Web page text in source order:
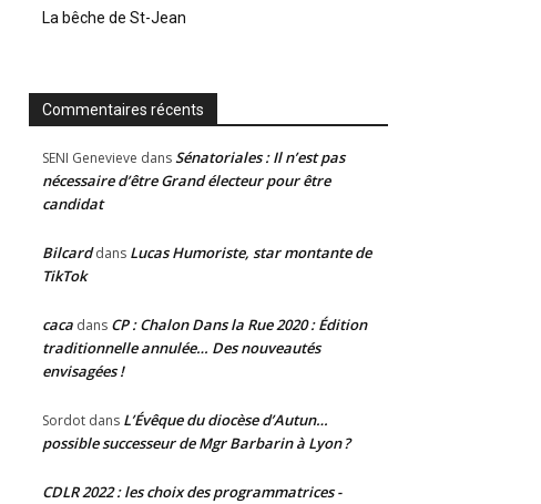
La bêche de St-Jean
Commentaires récents
SENI Genevieve dansSénatoriales : Il n’est pas
nécessaire d’être Grand électeur pour être
candidat
Bilcarddans Lucas Humoriste, star montante de
TikTok
caca dans CP : Chalon Dans la Rue 2020 : Édition
traditionnelle annulée… Des nouveautés
envisagées !
Sordot dans L’Évêque du diocèse d’Autun…
possible successeur de Mgr Barbarin à Lyon ?
CDLR 2022 : les choix des programmatrices -